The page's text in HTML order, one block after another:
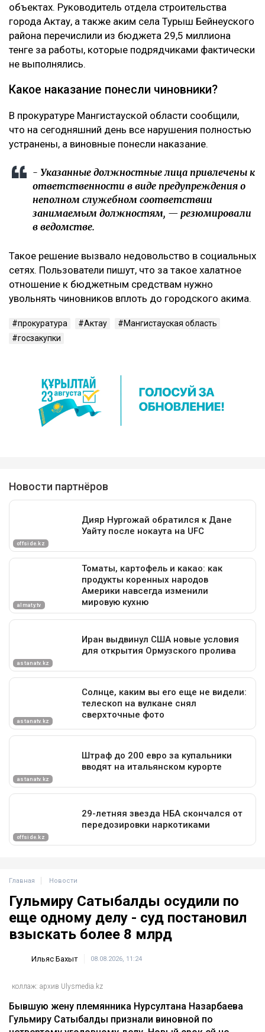
объектах. Руководитель отдела строительства
города Актау, а также аким села Турыш Бейнеуского
района перечислили из бюджета 29,5 миллиона
тенге за работы, которые подрядчиками фактически
не выполнялись.
Какое наказание понесли чиновники?
В прокуратуре Мангистауской области сообщили,
что на сегодняшний день все нарушения полностью
устранены, а виновные понесли наказание.
- Указанные должностные лица привлечены к
ответственности в виде предупреждения о
неполном служебном соответствии
занимаемым должностям, — резюмировали
в ведомстве.
Такое решение вызвало недовольство в социальных
сетях. Пользователи пишут, что за такое халатное
отношение к бюджетным средствам нужно
увольнять чиновников вплоть до городского акима.
прокуратура Актау
Мангистауская область
госзакупки
Главная Новости
Гульмиру Сатыбалды осудили по
еще одному делу - суд постановил
взыскать более 8 млрд
Ильяс Бахыт 08.08.2026, 11:24
коллаж: архив Ulysmedia.kz
Бывшую жену племянника Нурсултана Назарбаева
Гульмиру Сатыбалды признали виновной по